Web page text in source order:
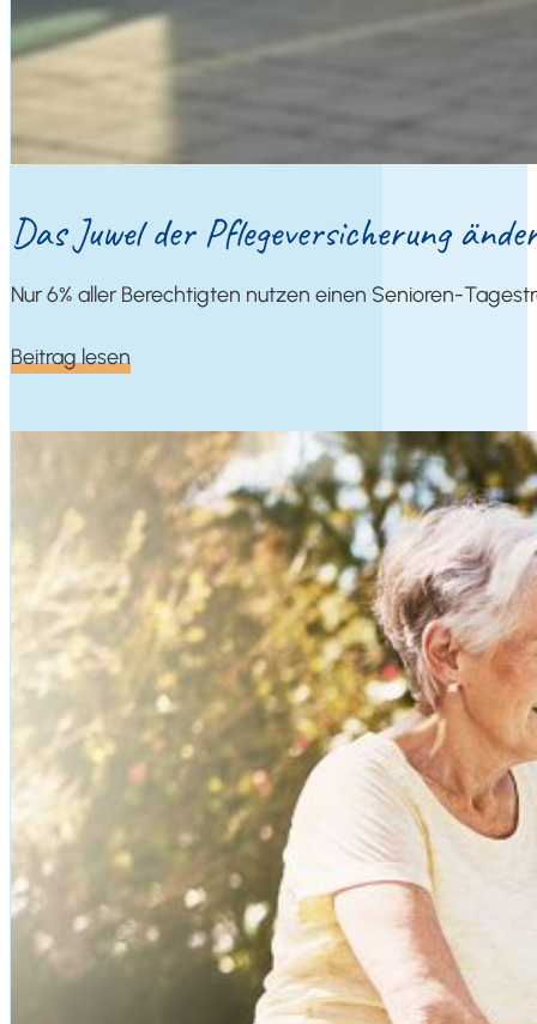
Das Juwel der Pfle­ge­ver­si­che­rung
Nur 6% aller Berech­tig­ten nut­zen einen Senioren-
Bei­trag lesen